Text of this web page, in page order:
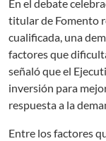
En el debate
titular de Fomento
cualificada, una
factores que
señaló que el
inversión para
respuesta a la
Entre los factores